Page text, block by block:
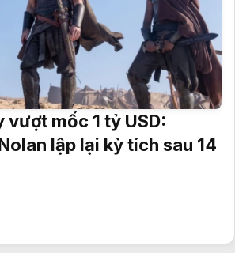
vượt mốc 1 tỷ USD:
lập lại kỳ tích sau 14